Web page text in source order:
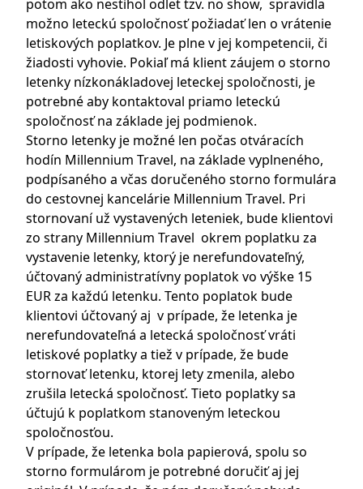
potom ako nestihol odlet tzv. no show, spravidla
možno leteckú spoločnosť požiadať len o vrátenie
letiskových poplatkov. Je plne v jej kompetencii, či
žiadosti vyhovie. Pokiaľ má klient záujem o storno
letenky nízkonákladovej leteckej spoločnosti, je
potrebné aby kontaktoval priamo leteckú
spoločnosť na základe jej podmienok.
Storno letenky je možné len počas otváracích
hodín Millennium Travel, na základe vyplneného,
podpísaného a včas doručeného storno formulára
do cestovnej kancelárie Millennium Travel. Pri
stornovaní už vystavených leteniek, bude klientovi
zo strany Millennium Travel okrem poplatku za
vystavenie letenky, ktorý je nerefundovateľný,
účtovaný administratívny poplatok vo výške 15
EUR za každú letenku. Tento poplatok bude
klientovi účtovaný aj v prípade, že letenka je
nerefundovateľná a letecká spoločnosť vráti
letiskové poplatky a tiež v prípade, že bude
stornovať letenku, ktorej lety zmenila, alebo
zrušila letecká spoločnosť. Tieto poplatky sa
účtujú k poplatkom stanoveným leteckou
spoločnosťou.
V prípade, že letenka bola papierová, spolu so
storno formulárom je potrebné doručiť aj jej